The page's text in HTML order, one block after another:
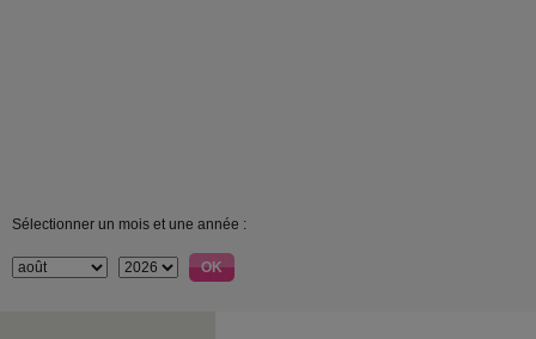
Sélectionner un mois et une année :